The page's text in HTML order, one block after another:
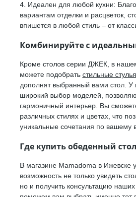
4. Идеален для любой кухни:
вариантам отделки и расцветок,
впишется в любой стиль – от
Комбинируйте с
Кроме столов серии ДЖЕК, в
можете подобрать стильные стулья
дополнят выбранный вами стол. У
широкий выбор моделей,
гармоничный интерьер. Вы
различных стилях и цветах, что
уникальные сочетания по вашему
Где купить обеденный
В магазине Mamadoma в Ижевске
возможность не только увидеть
но и получить консультацию